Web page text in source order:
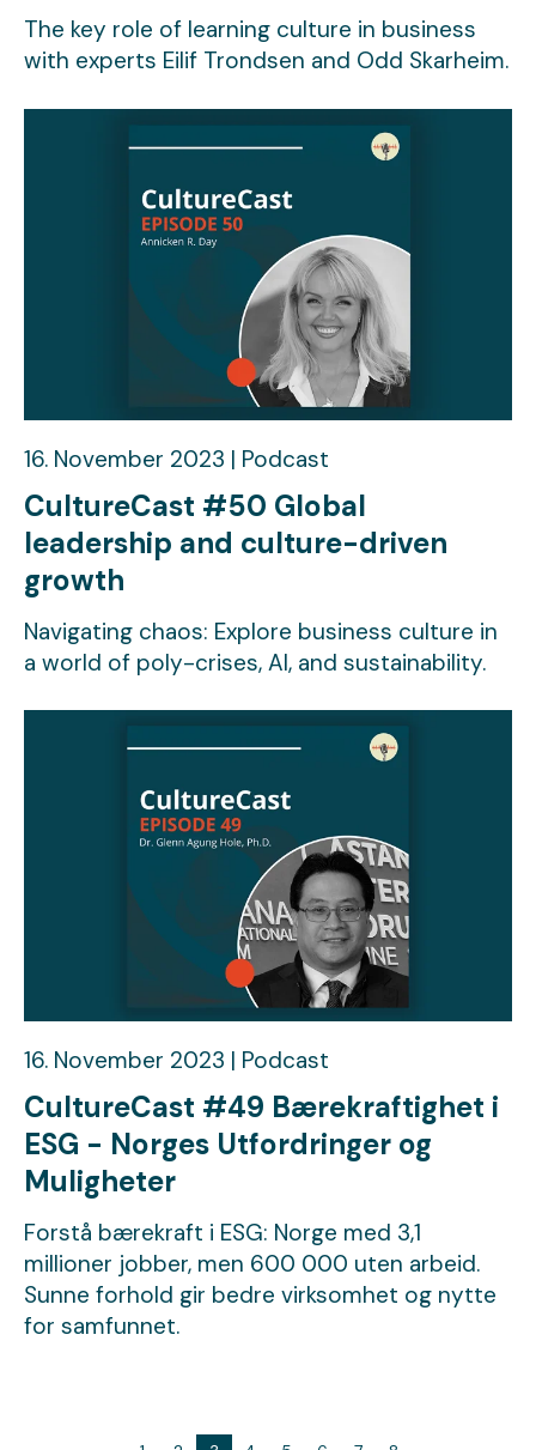
The key role of learning culture in business
with experts Eilif Trondsen and Odd Skarheim.
16. November 2023 | Podcast
CultureCast #50 Global
leadership and culture-driven
growth
Navigating chaos: Explore business culture in
a world of poly-crises, AI, and sustainability.
16. November 2023 | Podcast
CultureCast #49 Bærekraftighet i
ESG - Norges Utfordringer og
Muligheter
Forstå bærekraft i ESG: Norge med 3,1
millioner jobber, men 600 000 uten arbeid.
Sunne forhold gir bedre virksomhet og nytte
for samfunnet.